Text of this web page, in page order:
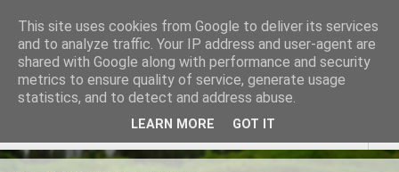
Ringató - Fiskus Olga
foglalkozásai
This site uses cookies from Google to deliver its services
and to analyze traffic. Your IP address and user-agent are
shared with Google along with performance and security
metrics to ensure quality of service, generate usage
statistics, and to detect and address abuse.
LEARN MORE GOT IT